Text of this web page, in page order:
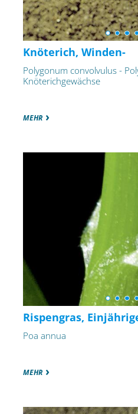
Knöterich, Winden-
Polygonum convolvulus -
Knöterichgewächse
MEHR
Rispengras,
Poa annua
MEHR